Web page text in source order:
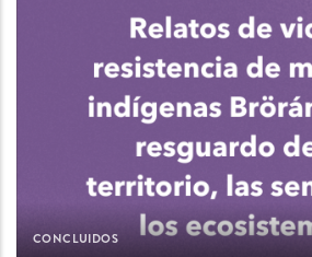
CONCLUIDOS